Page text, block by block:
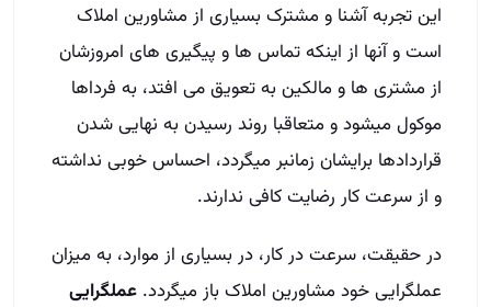
این تجربه آشنا و مشترک بسیاری از مشاورین املاک
است و آنها از اینکه تماس ها و پیگیری های امروزشان
از مشتری ها و مالکین به تعویق می افتد، به فرداها
موکول میشود و متعاقبا روند رسیدن به نهایی شدن
قراردادها برایشان زمانبر میگردد، احساس خوبی نداشته
و از سرعت کار رضایت کافی ندارند.
در حقیقت، سرعت در کار، در بسیاری از موارد، به میزان
عملگرایی خود مشاورین املاک باز میگردد. عملگرایی